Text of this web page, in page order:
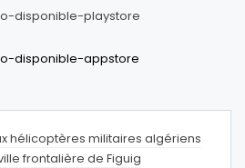
hélicoptères militaires algériens
frontalière de Figuig